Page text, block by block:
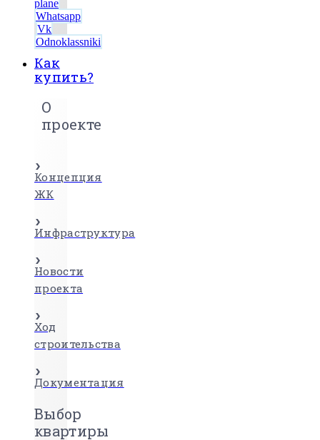
plane
Whatsapp
Vk
Odnoklassniki
Как
купить?
О
проекте
Концепция
ЖК
Инфраструктура
Новости
проекта
Ход
строительства
Документация
Выбор
квартиры